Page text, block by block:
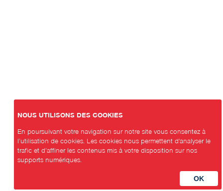
NOUS UTILISONS DES COOKIES
En poursuivant votre navigation sur notre site vous consentez à
l’utilisation de cookies. Les cookies nous permettent d'analyser le
trafic et d’affiner les contenus mis à votre disposition sur nos
supports numériques.